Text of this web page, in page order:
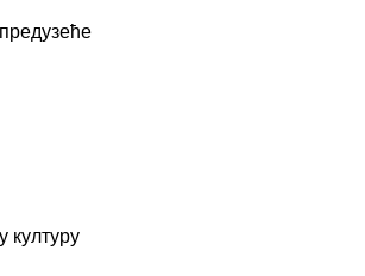
културу